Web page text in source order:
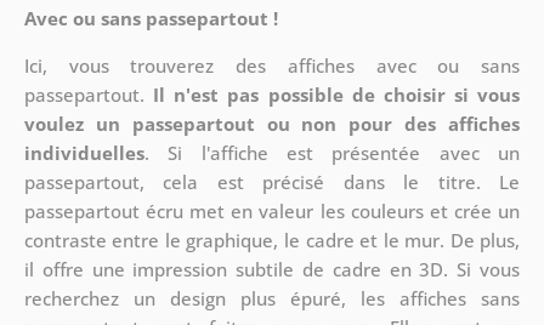
Avec ou sans passepartout !
Ici, vous trouverez des affiches avec ou sans
passepartout. Il n'est pas possible de choisir si vous
voulez un passepartout ou non pour des affiches
individuelles. Si l'affiche est présentée avec un
passepartout, cela est précisé dans le titre. Le
passepartout écru met en valeur les couleurs et crée un
contraste entre le graphique, le cadre et le mur. De plus,
il offre une impression subtile de cadre en 3D. Si vous
recherchez un design plus épuré, les affiches sans